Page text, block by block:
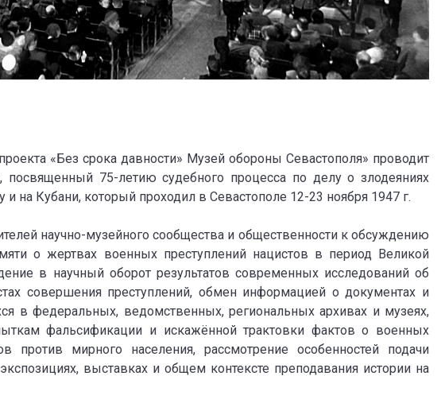
«Без срока давности» Музей обороны Севастополя» проводит
75-летию судебного процесса по делу о злодеяниях
на Кубани, который проходил в Севастополе 12-23 ноября 1947 г.
научно-музейного сообщества и общественности к обсуждению
о жертвах военных преступлений нацистов в период Великой
в научный оборот результатов современных исследований об
совершения преступлений, обмен информацией о документах и
в федеральных, ведомственных, региональных архивах и музеях,
фальсификации и искажённой трактовки фактов о военных
против мирного населения, рассмотрение особенностей подачи
выставках и общем контексте преподавания истории на